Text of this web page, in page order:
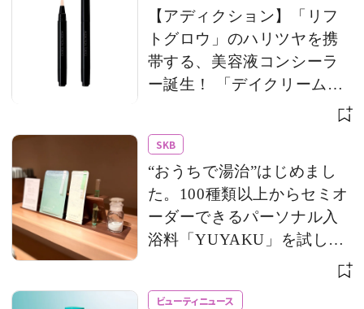
【アディクション】「リフ
トグロウ」のハリツヤを携
帯する、美容液コンシーラ
ー誕生！ 「デイクリーム」
のモバイルサイズもライン
SKB
“おうちで湯治”はじめまし
た。100種類以上からセミオ
ーダーできるパーソナル入
浴料「YUYAKU」を試して
ビューティニュース